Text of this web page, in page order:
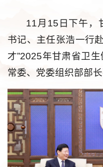
11月15日下午，
书记、主任张浩一行
才”2025年甘肃省卫
常委、党委组织部部